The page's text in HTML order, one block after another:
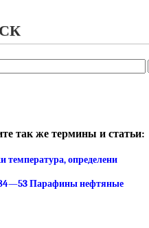
так же термины и статьи:
температура, определени
Парафины нефтяные